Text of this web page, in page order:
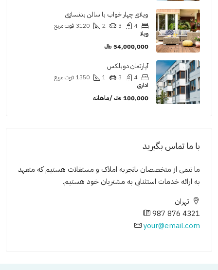
ویلای چهار خواب با سالن بدنسازی
4
3
2
3120 فوت مربع
ویلا
54,000,000 ﷼
آپارتمان دوبلکس
4
3
1
1350 فوت مربع
اداری
100,000 ﷼ /ماهانه
با ما تماس بگیرید
ما تیمی از متخصصان باتجربه املاک و مستغلات هستیم که متعهد
به ارائه خدمات استثنایی به مشتریان خود هستیم.
تهران
987 876 4321
your@email.com